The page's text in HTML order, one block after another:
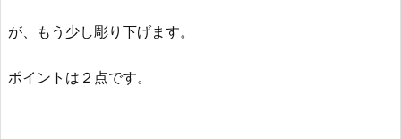
が、もう少し彫り下げます。
ポイントは２点です。